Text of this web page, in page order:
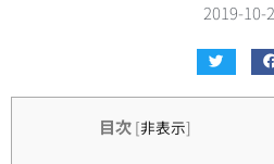
2019-10-
目次 [非表示]